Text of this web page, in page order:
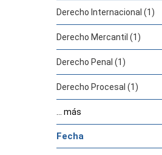
Derecho Internacional (1)
Derecho Mercantil (1)
Derecho Penal (1)
Derecho Procesal (1)
... más
Fecha